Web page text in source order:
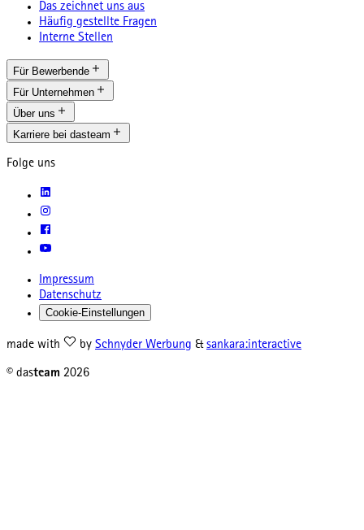
Das zeichnet uns aus
Häufig gestellte Fragen
Interne Stellen
Für Bewerbende
Für Unternehmen
Über uns
Karriere bei dasteam
Folge uns
Impressum
Datenschutz
Cookie-Einstellungen
made with by Schnyder Werbung & sankara:interactive
© dasteam 2026